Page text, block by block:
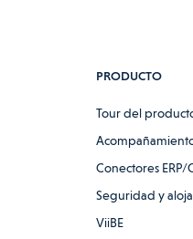
PRODUCTO
Tour del
Conectores ERP/
Seguridad y
ViiBE